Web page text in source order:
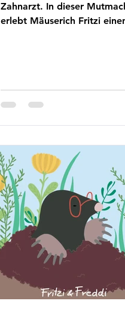
Zahnarzt. In dieser
erlebt Mäuserich Fritzi